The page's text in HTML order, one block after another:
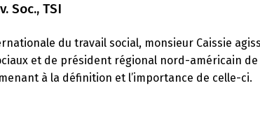
Soc., TSI
du travail social, monsieur Caissie
et de président régional nord-américain
à la définition et l’importance de celle-ci.